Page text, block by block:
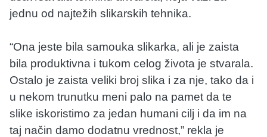
jednu od najtežih slikarskih tehnika.
“Ona jeste bila samouka slikarka, ali je zaista
bila produktivna i tukom celog života je stvarala.
Ostalo je zaista veliki broj slika i za nje, tako da i
u nekom trunutku meni palo na pamet da te
slike iskoristimo za jedan humani cilj i da im na
taj način damo dodatnu vrednost,” rekla je